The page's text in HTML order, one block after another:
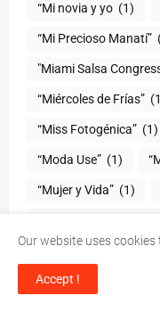
“Mi novia y yo (1)
“Mi Precioso Manatí”
"Miami Salsa
“Miércoles de Frías”
“Miss Fotogénica” (1)
“Moda Use” (1)
(1)
"Murphy`s Romance"
Our website uses
Accept !